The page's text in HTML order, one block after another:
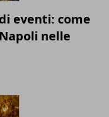
eventi: come
nelle